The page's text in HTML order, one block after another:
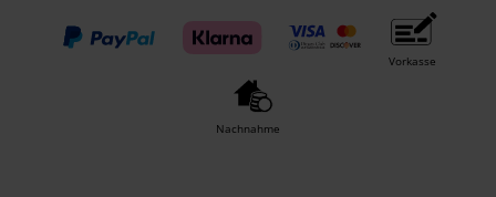
Vorkasse
Nachnahme